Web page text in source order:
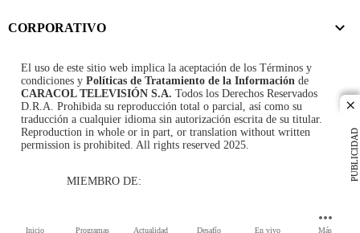
Inicio Programas Actualidad Desafío En vivo Más
PUBLICIDAD
CORPORATIVO
El uso de este sitio web implica la aceptación de los Términos y
condiciones y Políticas de Tratamiento de la Información de
CARACOL TELEVISIÓN S.A. Todos los Derechos Reservados
D.R.A. Prohibida su reproducción total o parcial, así como su
traducción a cualquier idioma sin autorización escrita de su titular.
Reproduction in whole or in part, or translation without written
permission is prohibited. All rights reserved 2025.
MIEMBRO DE: